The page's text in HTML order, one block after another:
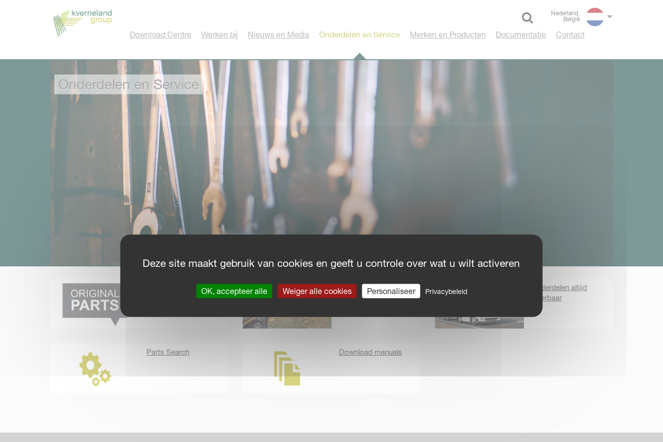
Nederland,
België
Select language
Download Centre Werken bij Nieuws en Media Onderdelen en Service Merken en Producten Documentatie Contact
Onderdelen en Service
Originele Onderdelen
Uw onderdelen
specialist
Onderdelen altijd
leverbaar
Parts Search Download manuals
Deze site maakt gebruik van cookies en geeft u controle over wat u wilt activeren
OK, accepteer alle Weiger alle cookies Personaliseer Privacybeleid